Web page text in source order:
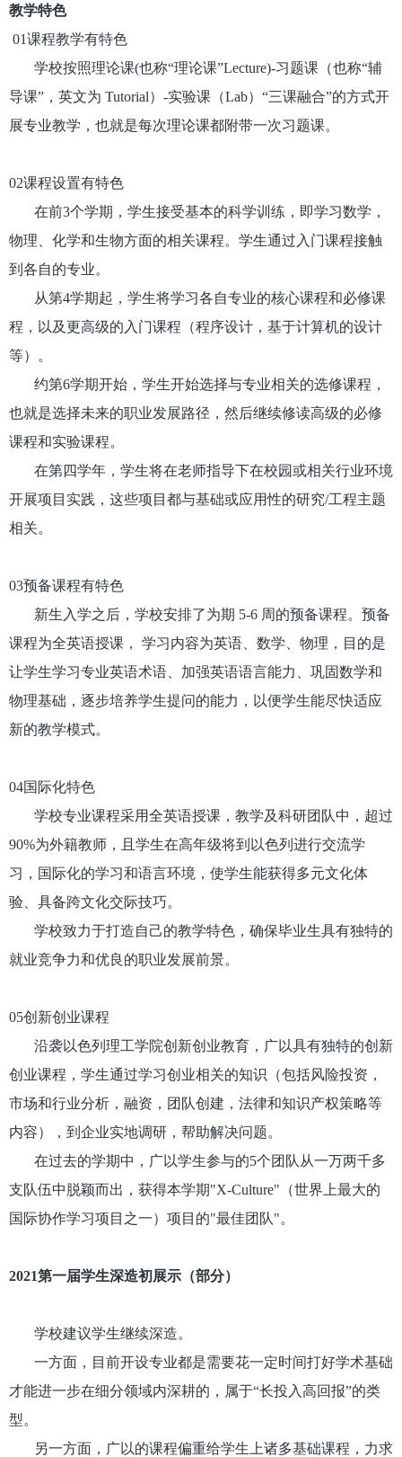
教学特色
01课程教学有特色
学校按照理论课(也称“理论课”Lecture)-习题课（也称“辅
导课”，英文为 Tutorial）-实验课（Lab）“三课融合”的方式开
展专业教学，也就是每次理论课都附带一次习题课。
02课程设置有特色
在前3个学期，学生接受基本的科学训练，即学习数学，
物理、化学和生物方面的相关课程。学生通过入门课程接触
到各自的专业。
从第4学期起，学生将学习各自专业的核心课程和必修课
程，以及更高级的入门课程（程序设计，基于计算机的设计
等）。
约第6学期开始，学生开始选择与专业相关的选修课程，
也就是选择未来的职业发展路径，然后继续修读高级的必修
课程和实验课程。
在第四学年，学生将在老师指导下在校园或相关行业环境
开展项目实践，这些项目都与基础或应用性的研究/工程主题
相关。
03预备课程有特色
新生入学之后，学校安排了为期 5-6 周的预备课程。预备
课程为全英语授课， 学习内容为英语、数学、物理，目的是
让学生学习专业英语术语、加强英语语言能力、巩固数学和
物理基础，逐步培养学生提问的能力，以便学生能尽快适应
新的教学模式。
04国际化特色
学校专业课程采用全英语授课，教学及科研团队中，超过
90%为外籍教师，且学生在高年级将到以色列进行交流学
习，国际化的学习和语言环境，使学生能获得多元文化体
验、具备跨文化交际技巧。
学校致力于打造自己的教学特色，确保毕业生具有独特的
就业竞争力和优良的职业发展前景。
05创新创业课程
沿袭以色列理工学院创新创业教育，广以具有独特的创新
创业课程，学生通过学习创业相关的知识（包括风险投资，
市场和行业分析，融资，团队创建，法律和知识产权策略等
内容），到企业实地调研，帮助解决问题。
在过去的学期中，广以学生参与的5个团队从一万两千多
支队伍中脱颖而出，获得本学期"X-Culture"（世界上最大的
国际协作学习项目之一）项目的"最佳团队"。
2021第一届学生深造初展示（部分）
学校建议学生继续深造。
一方面，目前开设专业都是需要花一定时间打好学术基础
才能进一步在细分领域内深耕的，属于“长投入高回报”的类
型。
另一方面，广以的课程偏重给学生上诸多基础课程，力求